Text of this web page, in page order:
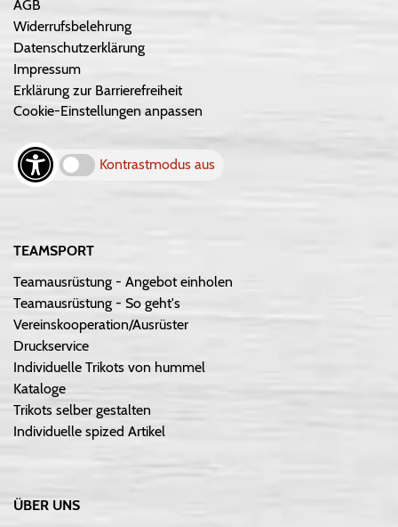
AGB
Widerrufsbelehrung
Datenschutzerklärung
Impressum
Erklärung zur Barrierefreiheit
Cookie-Einstellungen anpassen
Kontrastmodus aus
TEAMSPORT
Teamausrüstung - Angebot einholen
Teamausrüstung - So geht's
Vereinskooperation/Ausrüster
Druckservice
Individuelle Trikots von hummel
Kataloge
Trikots selber gestalten
Individuelle spized Artikel
ÜBER UNS